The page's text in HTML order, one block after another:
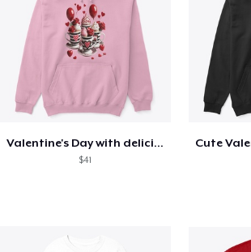
Valentine's Day with delicious food
$41